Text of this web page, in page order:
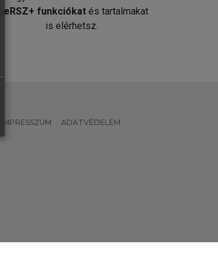
MeRSZ+ funkciókat és tartalmakat
is elérhetsz.
IMPRESSZUM ADATVÉDELEM